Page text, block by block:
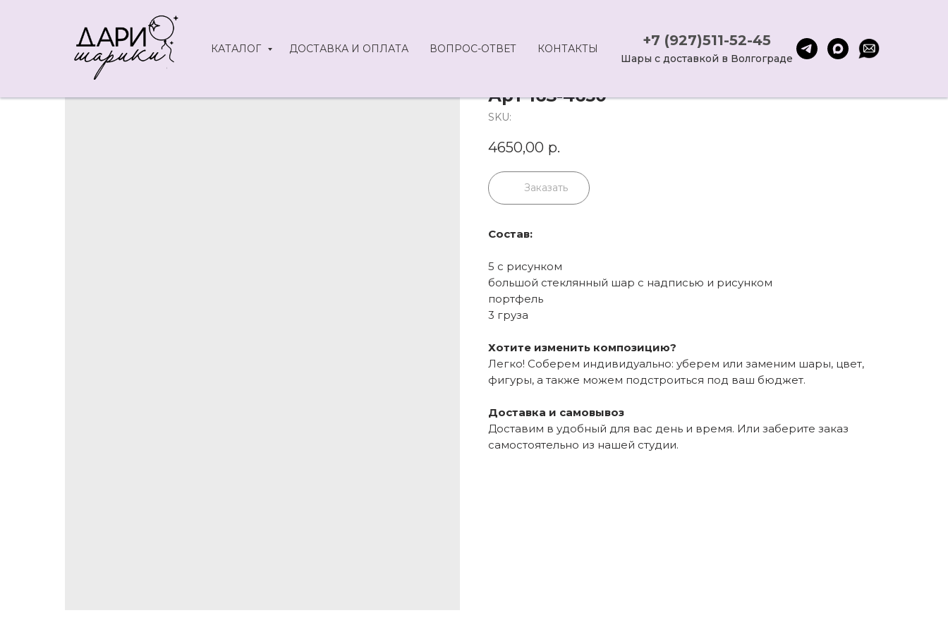
КАТАЛОГ ДОСТАВКА И ОПЛАТА ВОПРОС-ОТВЕТ КОНТАКТЫ +7 (927)511-52-45
Шары с доставкой в Волгограде
Арт 16S-4650
SKU:
4650,00 р.
Заказать
Состав:
5 с рисунком
большой стеклянный шар с надписью и рисунком
портфель
3 груза
Хотите изменить композицию?
Легко! Соберем индивидуально: уберем или заменим шары, цвет,
фигуры, а также можем подстроиться под ваш бюджет.
Доставка и самовывоз
Доставим в удобный для вас день и время. Или заберите заказ
самостоятельно из нашей студии.